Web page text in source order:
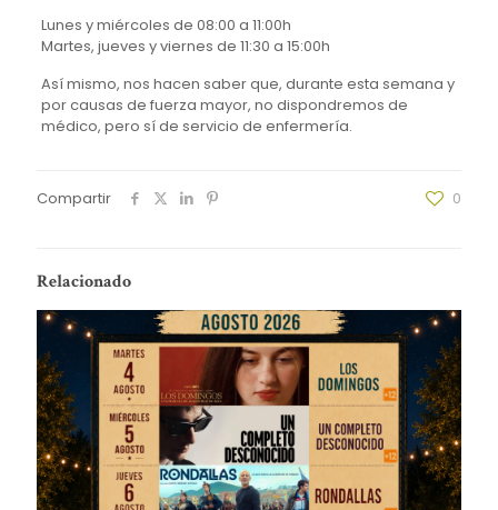
Lunes y miércoles de 08:00 a 11:00h
Martes, jueves y viernes de 11:30 a 15:00h
Así mismo, nos hacen saber que, durante esta semana y
por causas de fuerza mayor, no dispondremos de
médico, pero sí de servicio de enfermería.
Compartir 0
Relacionado